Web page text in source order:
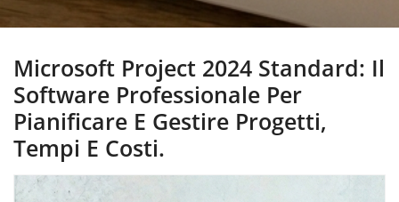
Microsoft Project 2024 Standard: Il
Software Professionale Per
Pianificare E Gestire Progetti,
Tempi E Costi.